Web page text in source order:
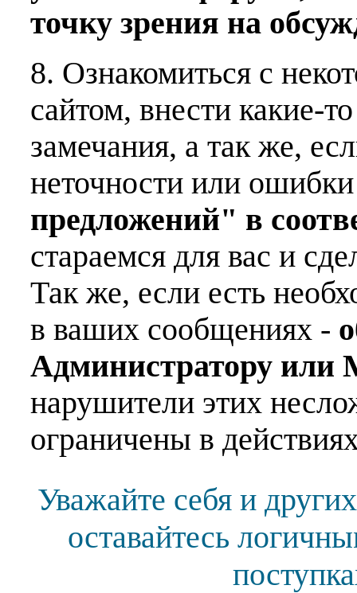
точку зрения на
8. Ознакомиться с
сайтом, внести какие-
замечания, а так же,
неточности или
предложений" в
стараемся для вас и
Так же, если есть
в ваших сообщениях -
Администратору или
нарушители этих
ограничены в
Уважайте себя и
оставайтесь